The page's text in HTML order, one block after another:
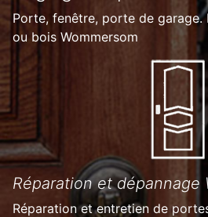
Porte, fenêtre, porte de garage.
ou bois Wommersom
Réparation et dépannage
Réparation et entretien de